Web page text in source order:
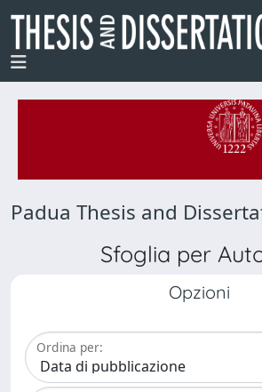
Padua Thesis and
Sfoglia per
Opzioni
Ordina per: